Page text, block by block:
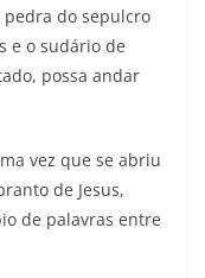
do sepulcro
e o sudário de
possa andar
vez que se abriu
de Jesus,
de palavras entre